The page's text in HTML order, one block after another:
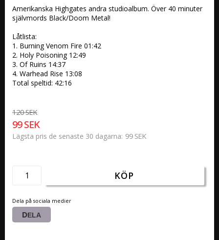
Amerikanska Highgates andra studioalbum. Över 40 minuter
självmords Black/Doom Metal!
Låtlista:
1. Burning Venom Fire 01:42
2. Holy Poisoning 12:49
3. Of Ruins 14:37
4. Warhead Rise 13:08
Total speltid: 42:16
120 SEK
99 SEK
Lägsta pris de senaste 30 dagarna 99 SEK
KÖP
Dela på sociala medier
DELA